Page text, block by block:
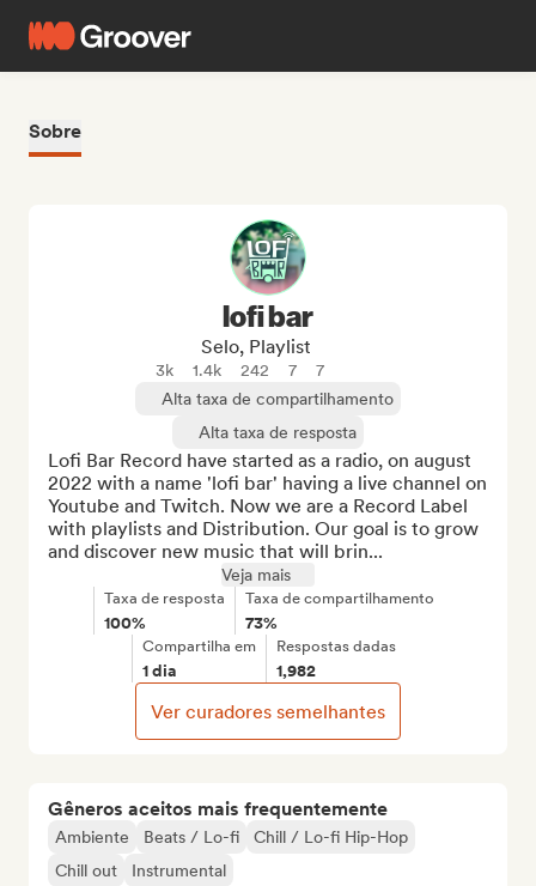
Sobre
Gêneros aceitos mais frequentemente
Ambiente Beats / Lo-fi
Chill / Lo-fi Hip-Hop
Chill out
Instrumental
lofi bar
Selo, Playlist
3k 1.4k 242 7
7
Alta taxa de compartilhamento
Alta taxa de resposta
Lofi Bar Record have started as a radio, on august
2022 with a name 'lofi bar' having a live channel on
Youtube and Twitch. Now we are a Record Label
with playlists and Distribution. Our goal is to grow
and discover new music that will brin...
Veja mais
Taxa de resposta
100%
Taxa de compartilhamento
73%
Compartilha em
1 dia
Respostas dadas
1,982
Ver curadores semelhantes